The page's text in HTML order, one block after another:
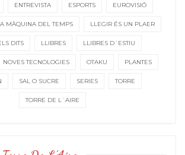
ENTREVISTA ESPORTS EUROVISIÓ
MÀQUINA DEL TEMPS LLEGIR ÉS UN PLAER
DITS LLIBRES LLIBRES D´ESTIU
NOVES TECNOLOGIES OTAKU PLANTES
SAL O SUCRE SERIES TORRE
TORRE DE L´AIRE